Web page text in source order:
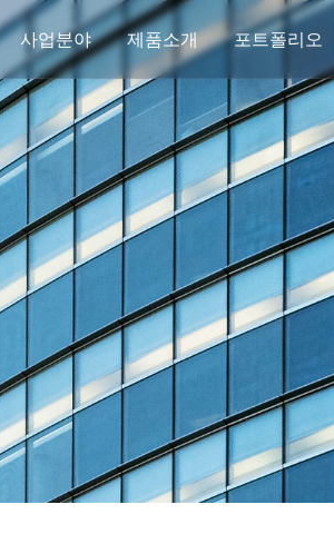
사업분야 제품소개 포트폴리오